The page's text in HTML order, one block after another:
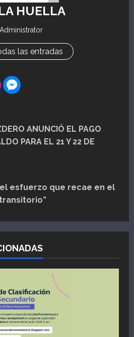
HUELLA
Administrator
las entradas
ANUNCIÓ EL PAGO
PARA EL 21 Y 22 DE
el esfuerzo que recae en el